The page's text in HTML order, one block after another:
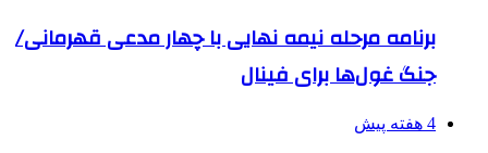
برنامه مرحله نیمه نهایی با چهار مدعی قهرمانی/
جنگ غول‌ها برای فینال
4 هفته پیش